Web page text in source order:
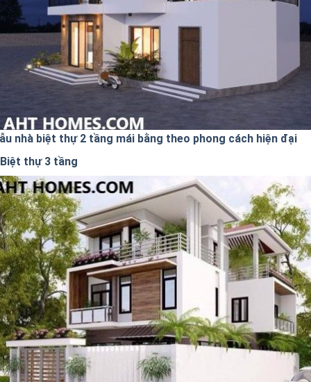
nhà biệt thự 2 tầng mái bằng theo phong cách hiện đại
Biệt thự 3 tầng